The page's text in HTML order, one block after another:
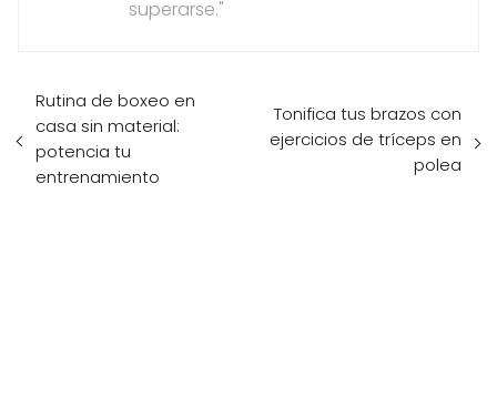
superarse."
Rutina de boxeo en
casa sin material:
potencia tu
entrenamiento
Tonifica tus brazos con
ejercicios de tríceps en
polea